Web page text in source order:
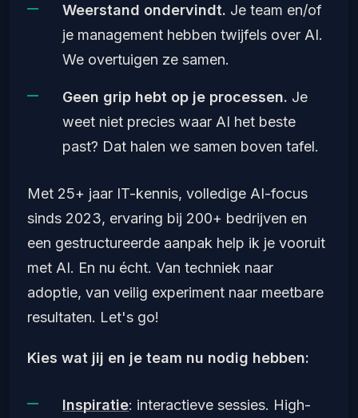
Weerstand ondervindt. Je team en/of
je management hebben twijfels over AI.
We overtuigen ze samen.
Geen grip hebt op je processen. Je
weet niet precies waar AI het beste
past? Dat halen we samen boven tafel.
Met 25+ jaar IT-kennis, volledige AI-focus
sinds 2023, ervaring bij 200+ bedrijven en
een gestructureerde aanpak help ik je vooruit
met AI. En nu écht. Van techniek naar
adoptie, van veilig experiment naar meetbare
resultaten. Let's go!
Kies wat jij en je team nu nodig hebben:
Inspiratie: interactieve sessies. High-